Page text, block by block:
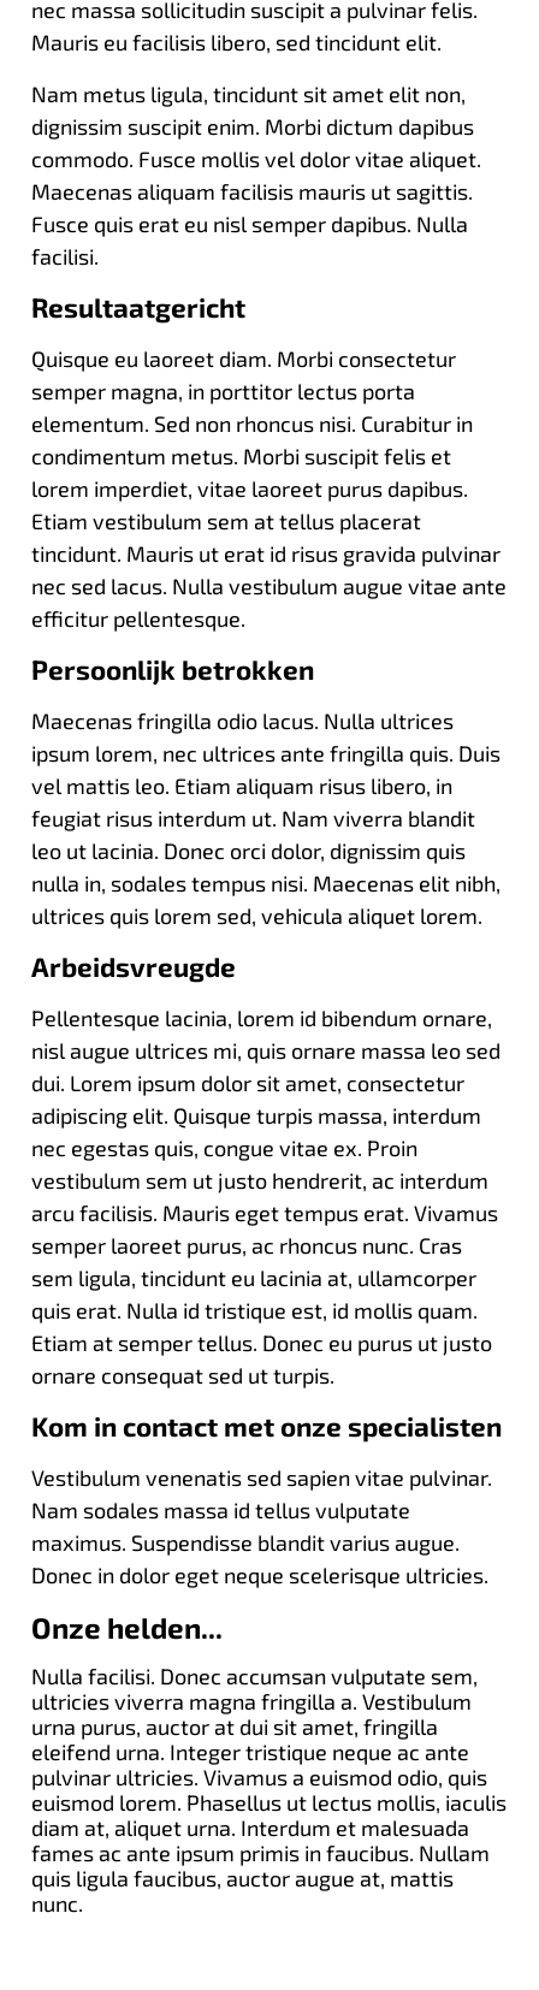
nec massa sollicitudin suscipit a pulvinar felis.
Mauris eu facilisis libero, sed tincidunt elit.
Nam metus ligula, tincidunt sit amet elit non,
dignissim suscipit enim. Morbi dictum dapibus
commodo. Fusce mollis vel dolor vitae aliquet.
Maecenas aliquam facilisis mauris ut sagittis.
Fusce quis erat eu nisl semper dapibus. Nulla
facilisi.
Resultaatgericht
Quisque eu laoreet diam. Morbi consectetur
semper magna, in porttitor lectus porta
elementum. Sed non rhoncus nisi. Curabitur in
condimentum metus. Morbi suscipit felis et
lorem imperdiet, vitae laoreet purus dapibus.
Etiam vestibulum sem at tellus placerat
tincidunt. Mauris ut erat id risus gravida pulvinar
nec sed lacus. Nulla vestibulum augue vitae ante
efficitur pellentesque.
Persoonlijk betrokken
Maecenas fringilla odio lacus. Nulla ultrices
ipsum lorem, nec ultrices ante fringilla quis. Duis
vel mattis leo. Etiam aliquam risus libero, in
feugiat risus interdum ut. Nam viverra blandit
leo ut lacinia. Donec orci dolor, dignissim quis
nulla in, sodales tempus nisi. Maecenas elit nibh,
ultrices quis lorem sed, vehicula aliquet lorem.
Arbeidsvreugde
Pellentesque lacinia, lorem id bibendum ornare,
nisl augue ultrices mi, quis ornare massa leo sed
dui. Lorem ipsum dolor sit amet, consectetur
adipiscing elit. Quisque turpis massa, interdum
nec egestas quis, congue vitae ex. Proin
vestibulum sem ut justo hendrerit, ac interdum
arcu facilisis. Mauris eget tempus erat. Vivamus
semper laoreet purus, ac rhoncus nunc. Cras
sem ligula, tincidunt eu lacinia at, ullamcorper
quis erat. Nulla id tristique est, id mollis quam.
Etiam at semper tellus. Donec eu purus ut justo
ornare consequat sed ut turpis.
Kom in contact met onze specialisten
Vestibulum venenatis sed sapien vitae pulvinar.
Nam sodales massa id tellus vulputate
maximus. Suspendisse blandit varius augue.
Donec in dolor eget neque scelerisque ultricies.
Onze helden...
Nulla facilisi. Donec accumsan vulputate sem,
ultricies viverra magna fringilla a. Vestibulum
urna purus, auctor at dui sit amet, fringilla
eleifend urna. Integer tristique neque ac ante
pulvinar ultricies. Vivamus a euismod odio, quis
euismod lorem. Phasellus ut lectus mollis, iaculis
diam at, aliquet urna. Interdum et malesuada
fames ac ante ipsum primis in faucibus. Nullam
quis ligula faucibus, auctor augue at, mattis
nunc.